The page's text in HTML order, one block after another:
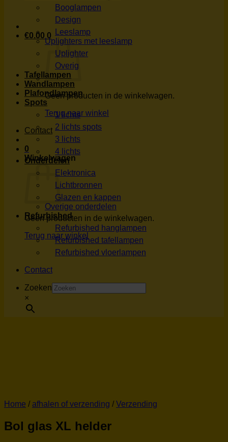
€0.00 0
Geen producten in de winkelwagen.
Terug naar winkel
Contact
0
Winkelwagen
Geen producten in de winkelwagen.
Terug naar winkel
Booglampen
Design
Leeslamp
Uplighters met leeslamp
Uplighter
Overig
Tafellampen
Wandlampen
Plafondlampen
Spots
1 lichts
2 lichts spots
3 lichts
4 lichts
Onderdelen
Elektronica
Lichtbronnen
Glazen en kappen
Overige onderdelen
Refurbished
Refurbished hanglampen
Refurbished tafellampen
Refurbished vloerlampen
Contact
Zoeken
×
Home / afhalen of verzending / Verzending
Bol glas XL helder